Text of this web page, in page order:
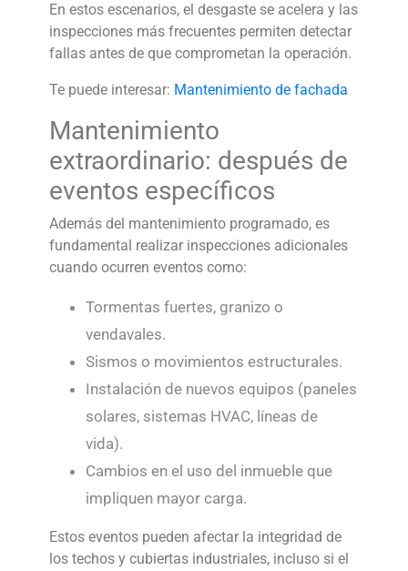
En estos escenarios, el desgaste se acelera y las
inspecciones más frecuentes permiten detectar
fallas antes de que comprometan la operación.
Te puede interesar: Mantenimiento de fachada
Mantenimiento
extraordinario: después de
eventos específicos
Además del mantenimiento programado, es
fundamental realizar inspecciones adicionales
cuando ocurren eventos como:
Tormentas fuertes, granizo o
vendavales.
Sismos o movimientos estructurales.
Instalación de nuevos equipos (paneles
solares, sistemas HVAC, líneas de
vida).
Cambios en el uso del inmueble que
impliquen mayor carga.
Estos eventos pueden afectar la integridad de
lostechos y cubiertas industriales, incluso si el